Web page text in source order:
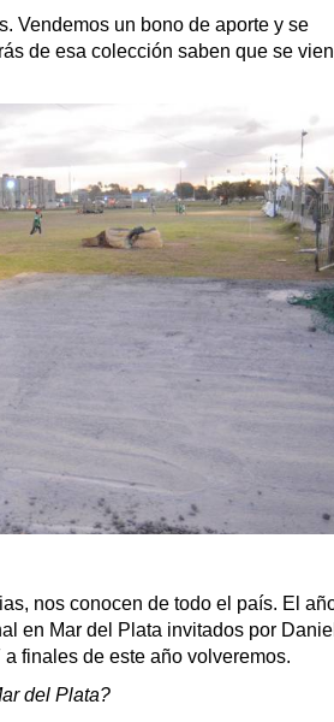
Vendemos un bono de aporte y se
de esa colección saben que se
nos conocen de todo el país. El
en Mar del Plata invitados por Daniel
finales de este año volveremos.
del Plata?